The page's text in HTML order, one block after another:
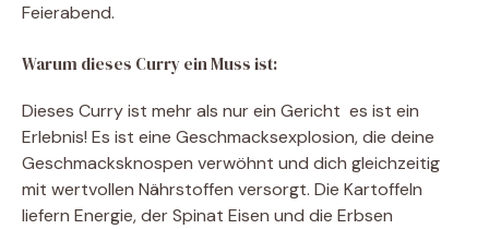
Feierabend.
Warum dieses Curry ein Muss ist:
Dieses Curry ist mehr als nur ein Gericht  es ist ein
Erlebnis! Es ist eine Geschmacksexplosion, die deine
Geschmacksknospen verwöhnt und dich gleichzeitig
mit wertvollen Nährstoffen versorgt. Die Kartoffeln
liefern Energie, der Spinat Eisen und die Erbsen